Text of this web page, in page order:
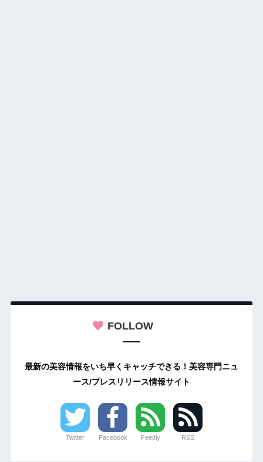
FOLLOW
最新の美容情報をいち早くキャッチできる！美容専門ニュ
ース/プレスリリース情報サイト
Twitter Facebook Feedly RSS